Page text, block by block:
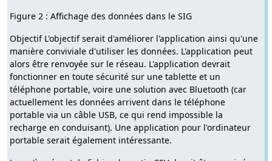
Figure 2 : Affichage des données dans le SIG
Objectif L'objectif serait d'améliorer l'application ainsi qu'une
manière conviviale d'utiliser les données. L'application peut
alors être renvoyée sur le réseau. L'application devrait
fonctionner en toute sécurité sur une tablette et un
téléphone portable, voire une solution avec Bluetooth (car
actuellement les données arrivent dans le téléphone
portable via un câble USB, ce qui rend impossible la
recharge en conduisant). Une application pour l'ordinateur
portable serait également intéressante.